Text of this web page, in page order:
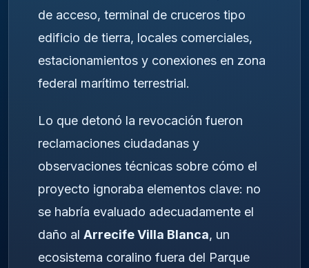
de acceso, terminal de cruceros tipo
edificio de tierra, locales comerciales,
estacionamientos y conexiones en zona
federal marítimo terrestrial.
Lo que detonó la revocación fueron
reclamaciones ciudadanas y
observaciones técnicas sobre cómo el
proyecto ignoraba elementos clave: no
se habría evaluado adecuadamente el
daño al Arrecife Villa Blanca, un
ecosistema coralino fuera del Parque